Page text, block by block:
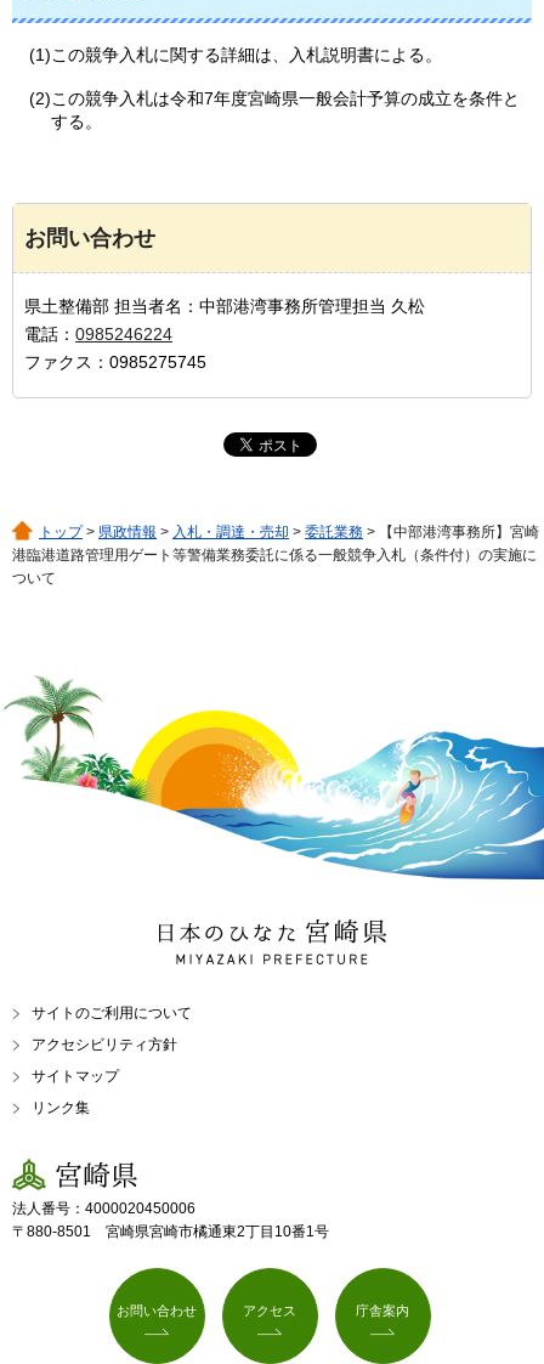
(1)この競争入札に関する詳細は、入札説明書による。
(2)この競争入札は令和7年度宮崎県一般会計予算の成立を条件と
する。
お問い合わせ
県土整備部 担当者名：中部港湾事務所管理担当 久松
電話： 0985246224
ファクス：0985275745
トップ> 県政情報 > 入札・調達・売却 > 委託業務 > 【中部港湾事務所】宮崎
港臨港道路管理用ゲート等警備業務委託に係る一般競争入札（条件付）の実施に
ついて
日本のひなた 宮崎県
MIYAZAKI PREFECTURE
サイトのご利用について
アクセシビリティ方針
サイトマップ
リンク集
宮崎県
法人番号：4000020450006
〒880-8501 宮崎県宮崎市橘通東2丁目10番1号
お問い合わせ アクセス 庁舎案内